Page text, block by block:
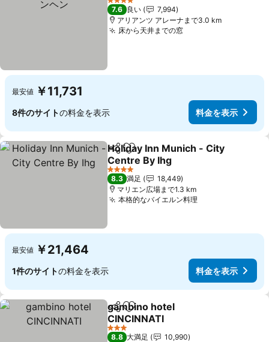
4 ホテルのランク
7.6 良い
7,994
アリアンツ アレーナまで3.0 km
床から天井までの窓料金を表示
最安値 ￥11,731
8件のサイトの料金を表示 料金を表示
シェアお気に入りに追加
Holiday Inn Munich - City
Centre By Ihg
料金を表示
4 ホテルのランク
8.3 満足
18,449
マリエン広場まで1.3 km
本格的なバイエルン料理料金を表示
最安値 ￥21,464
1件のサイトの料金を表示 料金を表示
シェアお気に入りに追加
gambino hotel
CINCINNATI
料金を表示
3 ホテルのランク
8.8 大満足
10,990